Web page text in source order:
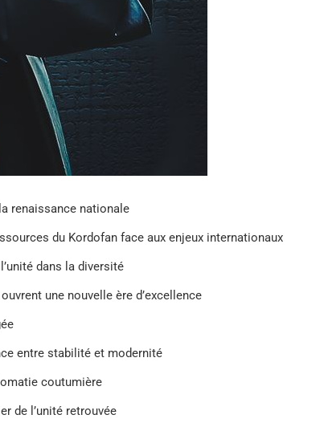
renaissance nationale
du Kordofan face aux enjeux internationaux
dans la diversité
une nouvelle ère d’excellence
entre stabilité et modernité
coutumière
de l’unité retrouvée